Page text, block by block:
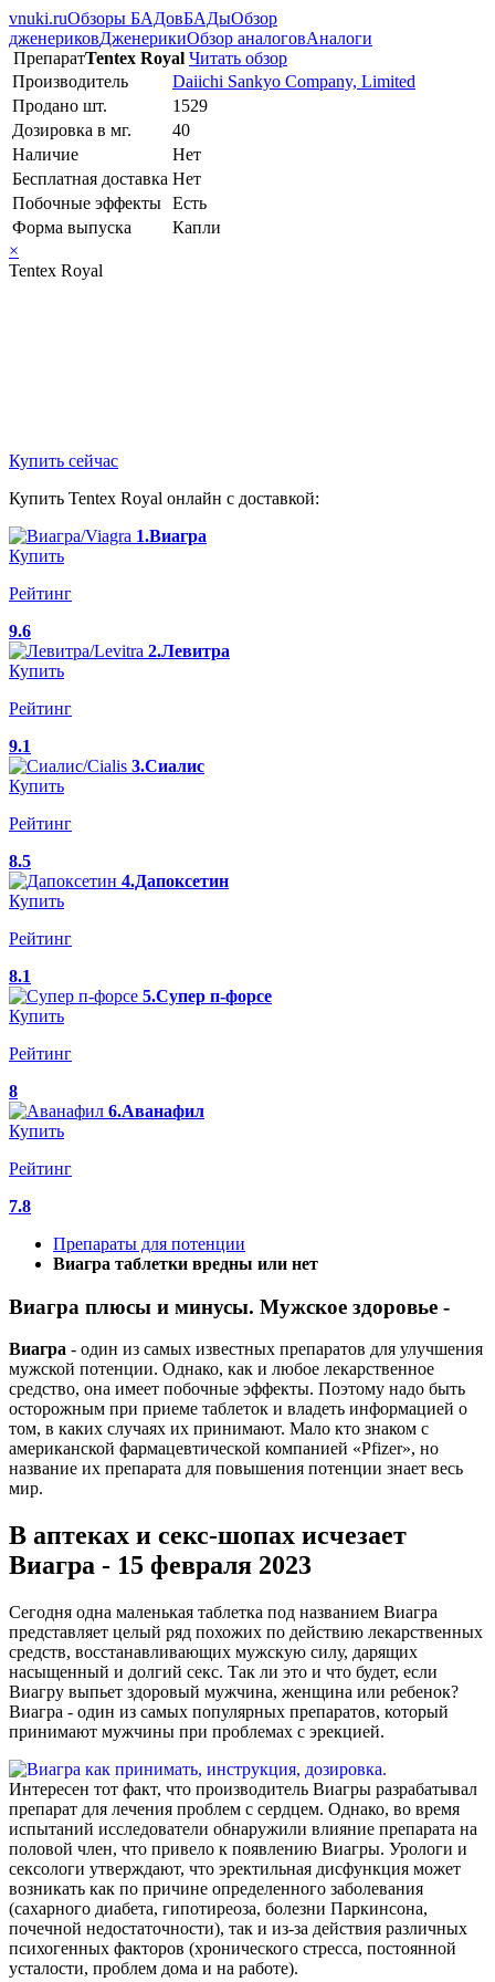
vnuki.ruОбзоры БАДовБАДыОбзор
дженериковДженерикиОбзор аналоговАналоги
ПрепаратTentex Royal Читать обзор
Производитель
Daiichi Sankyo Company, Limited
Продано шт.
1529
Дозировка в мг.
40
Наличие
Нет
Бесплатная доставка Нет
Побочные эффекты Есть
Форма выпуска
Капли
×
Tentex Royal
Купить сейчас
Купить Tentex Royal онлайн с доставкой:
1.Виагра
Купить
Рейтинг
9.6
2.Левитра
Купить
Рейтинг
9.1
3.Сиалис
Купить
Рейтинг
8.5
4.Дапоксетин
Купить
Рейтинг
8.1
5.Супер п-форсе
Купить
Рейтинг
8
6.Аванафил
Купить
Рейтинг
7.8
Препараты для потенции
Виагра таблетки вредны или нет
Виагра плюсы и минусы. Мужское здоровье -
Виагра - один из самых известных препаратов для улучшения
мужской потенции. Однако, как и любое лекарственное
средство, она имеет побочные эффекты. Поэтому надо быть
осторожным при приеме таблеток и владеть информацией о
том, в каких случаях их принимают. Мало кто знаком с
американской фармацевтической компанией «Pfizer», но
название их препарата для повышения потенции знает весь
мир.
В аптеках и секс-шопах исчезает
Виагра - 15 февраля 2023
Сегодня одна маленькая таблетка под названием Виагра
представляет целый ряд похожих по действию лекарственных
средств, восстанавливающих мужскую силу, дарящих
насыщенный и долгий секс. Так ли это и что будет, если
Виагру выпьет здоровый мужчина, женщина или ребенок?
Виагра - один из самых популярных препаратов, который
принимают мужчины при проблемах с эрекцией.
Интересен тот факт, что производитель Виагры разрабатывал
препарат для лечения проблем с сердцем. Однако, во время
испытаний исследователи обнаружили влияние препарата на
половой член, что привело к появлению Виагры. Урологи и
сексологи утверждают, что эректильная дисфункция может
возникать как по причине определенного заболевания
(сахарного диабета, гипотиреоза, болезни Паркинсона,
почечной недостаточности), так и из-за действия различных
психогенных факторов (хронического стресса, постоянной
усталости, проблем дома и на работе).